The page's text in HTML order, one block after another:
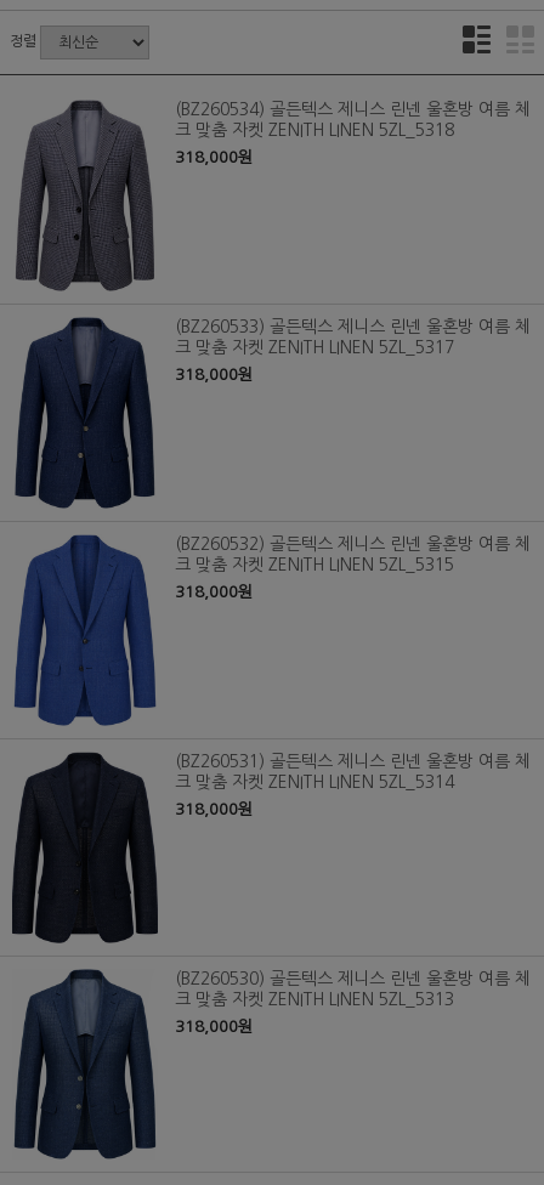
정렬
(BZ260534) 골든텍스 제니스 린넨 울혼방 여름 체
크 맞춤 자켓 ZENITH LINEN 5ZL_5318
318,000원
(BZ260533) 골든텍스 제니스 린넨 울혼방 여름 체
크 맞춤 자켓 ZENITH LINEN 5ZL_5317
318,000원
(BZ260532) 골든텍스 제니스 린넨 울혼방 여름 체
크 맞춤 자켓 ZENITH LINEN 5ZL_5315
318,000원
(BZ260531) 골든텍스 제니스 린넨 울혼방 여름 체
크 맞춤 자켓 ZENITH LINEN 5ZL_5314
318,000원
(BZ260530) 골든텍스 제니스 린넨 울혼방 여름 체
크 맞춤 자켓 ZENITH LINEN 5ZL_5313
318,000원